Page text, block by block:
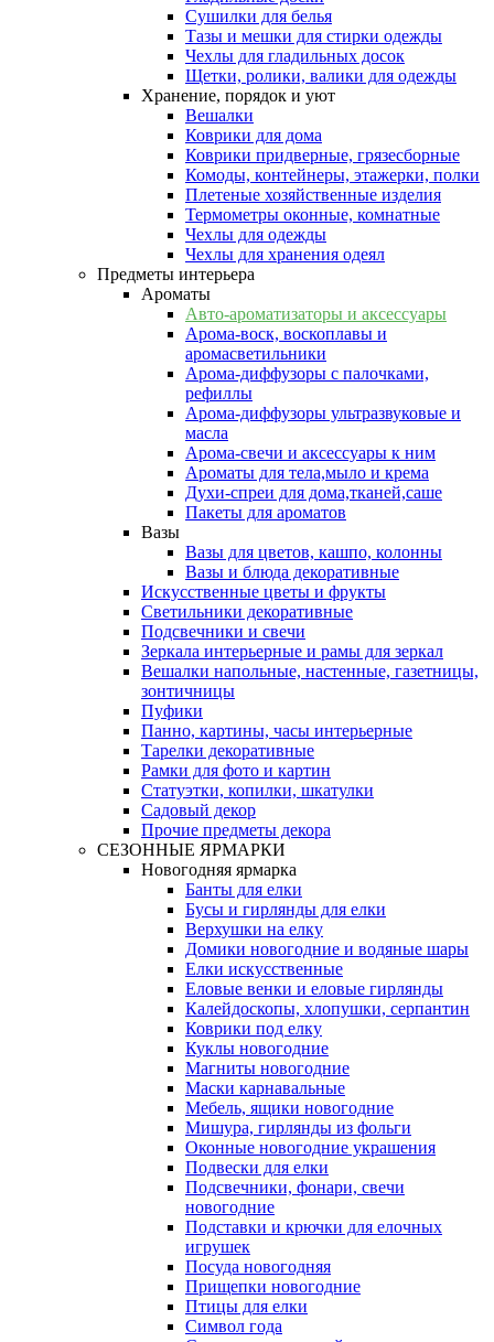
Сушилки для белья
Тазы и мешки для стирки одежды
Чехлы для гладильных досок
Щетки, ролики, валики для одежды
Хранение, порядок и уют
Вешалки
Коврики для дома
Коврики придверные, грязесборные
Комоды, контейнеры, этажерки, полки
Плетеные хозяйственные изделия
Термометры оконные, комнатные
Чехлы для одежды
Чехлы для хранения одеял
Предметы интерьера
Ароматы
Авто-ароматизаторы и аксессуары
Арома-воск, воскоплавы и
аромасветильники
Арома-диффузоры с палочками,
рефиллы
Арома-диффузоры ультразвуковые и
масла
Арома-свечи и аксессуары к ним
Ароматы для тела,мыло и крема
Духи-спреи для дома,тканей,саше
Пакеты для ароматов
Вазы
Вазы для цветов, кашпо, колонны
Вазы и блюда декоративные
Искусственные цветы и фрукты
Светильники декоративные
Подсвечники и свечи
Зеркала интерьерные и рамы для зеркал
Вешалки напольные, настенные, газетницы,
зонтичницы
Пуфики
Панно, картины, часы интерьерные
Тарелки декоративные
Рамки для фото и картин
Статуэтки, копилки, шкатулки
Садовый декор
Прочие предметы декора
СЕЗОННЫЕ ЯРМАРКИ
Новогодняя ярмарка
Банты для елки
Бусы и гирлянды для елки
Верхушки на елку
Домики новогодние и водяные шары
Елки искусственные
Еловые венки и еловые гирлянды
Калейдоскопы, хлопушки, серпантин
Коврики под елку
Куклы новогодние
Магниты новогодние
Маски карнавальные
Мебель, ящики новогодние
Мишура, гирлянды из фольги
Оконные новогодние украшения
Подвески для елки
Подсвечники, фонари, свечи
новогодние
Подставки и крючки для елочных
игрушек
Посуда новогодняя
Прищепки новогодние
Птицы для елки
Символ года